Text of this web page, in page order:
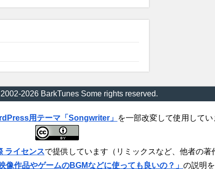
2026 BarkTunes Some rights reserved.
用テーマ「Songwriter」 を一部改変して使用してい
ライセンスで提供しています（リミックスなど、他者の
作品やゲームのBGMなどに使っても良いの？」 の説明